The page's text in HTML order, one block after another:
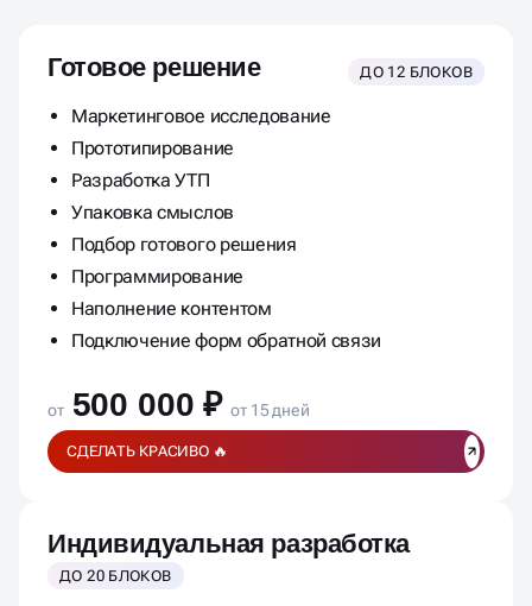
Готовое решение ДО 12 БЛОКОВ
Маркетинговое исследование
Прототипирование
Разработка УТП
Упаковка смыслов
Подбор готового решения
Программирование
Наполнение контентом
Подключение форм обратной связи
от 500 000 ₽ от 15 дней
СДЕЛАТЬ КРАСИВО 🔥
Индивидуальная разработка
ДО 20 БЛОКОВ